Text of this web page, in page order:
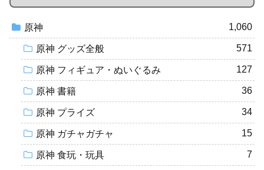
原神 1,060
原神 グッズ全般 571
原神 フィギュア・ぬいぐるみ 127
原神 書籍 36
原神 プライズ 34
原神 ガチャガチャ 15
原神 食玩・玩具 7